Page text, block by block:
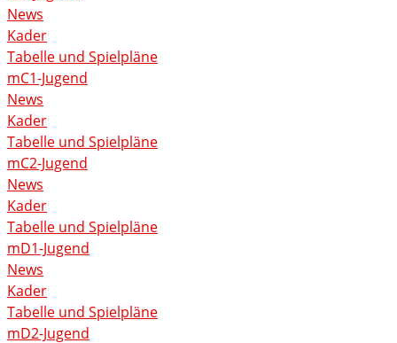
News
Kader
Tabelle und Spielpläne
mC1-Jugend
News
Kader
Tabelle und Spielpläne
mC2-Jugend
News
Kader
Tabelle und Spielpläne
mD1-Jugend
News
Kader
Tabelle und Spielpläne
mD2-Jugend